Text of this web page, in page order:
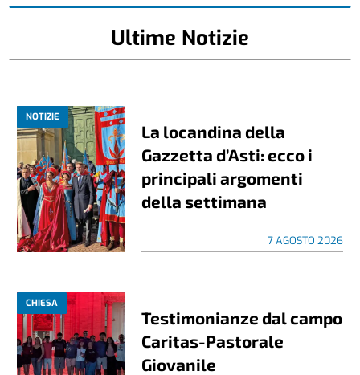
Ultime Notizie
NOTIZIE
La locandina della
Gazzetta d’Asti: ecco i
principali argomenti
della settimana
7 AGOSTO 2026
CHIESA
Testimonianze dal campo
Caritas-Pastorale
Giovanile